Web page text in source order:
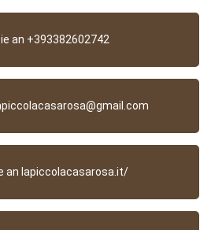
an +393382602742
an lapiccolacasarosa.it/